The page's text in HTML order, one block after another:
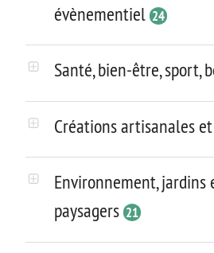
évènementiel 24
Santé, bien-être, sport,
Créations artisanales
Environnement, jardins
paysagers 21